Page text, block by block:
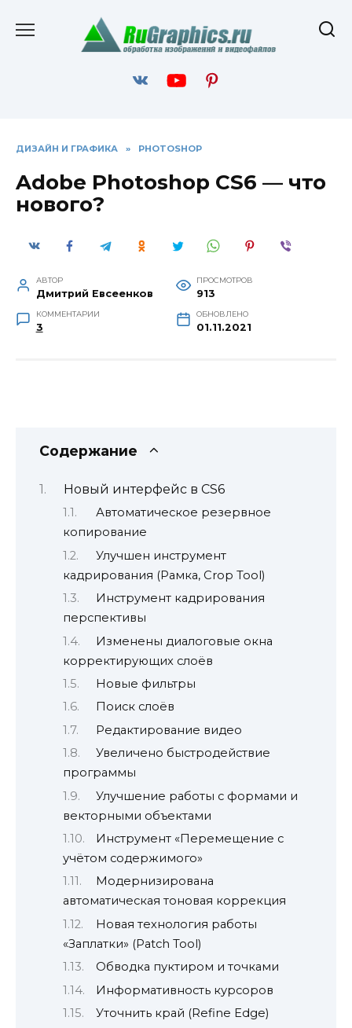
содержанию
ДИЗАЙН И ГРАФИКА » PHOTOSHOP
Adobe Photoshop CS6 — что
нового?
АВТОР
Дмитрий Евсеенков
ПРОСМОТРОВ
913
КОММЕНТАРИИ
3
ОБНОВЛЕНО
01.11.2021
Содержание
Новый интерфейс в CS6
Автоматическое резервное
копирование
Улучшен инструмент
кадрирования (Рамка, Crop Tool)
Инструмент кадрирования
перспективы
Изменены диалоговые окна
корректирующих слоёв
Новые фильтры
Поиск слоёв
Редактирование видео
Увеличено быстродействие
программы
Улучшение работы с формами и
векторными объектами
Инструмент «Перемещение с
учётом содержимого»
Модернизирована
автоматическая тоновая коррекция
Новая технология работы
«Заплатки» (Patch Tool)
Обводка пуктиром и точками
Информативность курсоров
Уточнить край (Refine Edge)